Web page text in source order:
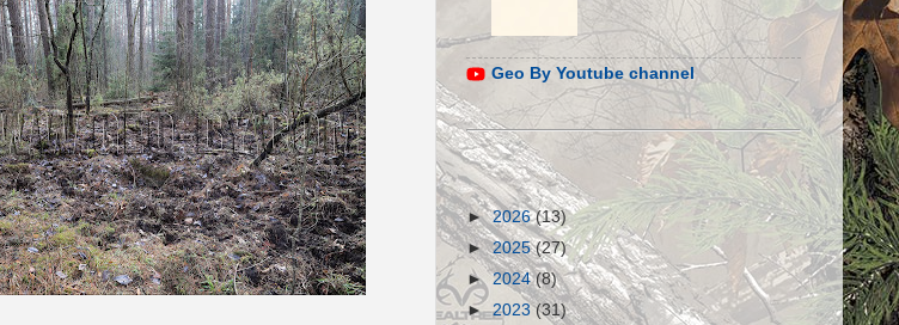
Geo By Youtube channel
►2026(13)
►2025(27)
►2024(8)
►2023(31)